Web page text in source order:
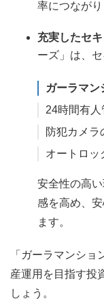
率につながり
充実したセ
ーズ」は、
ガーラマン
24時間有人
防犯カメラ
オートロッ
安全性の高
感を高め、
ます。
「ガーラマンシ
産運用を目指す投
しょう。